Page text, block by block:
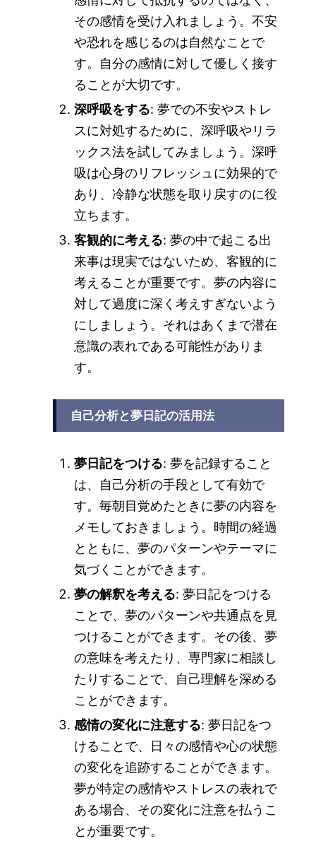
その感情を受け入れましょう。不安
や恐れを感じるのは自然なことで
す。自分の感情に対して優しく接す
ることが大切です。
深呼吸をする: 夢での不安やストレ
スに対処するために、深呼吸やリラ
ックス法を試してみましょう。深呼
吸は心身のリフレッシュに効果的で
あり、冷静な状態を取り戻すのに役
立ちます。
客観的に考える: 夢の中で起こる出
来事は現実ではないため、客観的に
考えることが重要です。夢の内容に
対して過度に深く考えすぎないよう
にしましょう。それはあくまで潜在
意識の表れである可能性がありま
す。
自己分析と夢日記の活用法
夢日記をつける: 夢を記録すること
は、自己分析の手段として有効で
す。毎朝目覚めたときに夢の内容を
メモしておきましょう。時間の経過
とともに、夢のパターンやテーマに
気づくことができます。
夢の解釈を考える: 夢日記をつける
ことで、夢のパターンや共通点を見
つけることができます。その後、夢
の意味を考えたり、専門家に相談し
たりすることで、自己理解を深める
ことができます。
感情の変化に注意する: 夢日記をつ
けることで、日々の感情や心の状態
の変化を追跡することができます。
夢が特定の感情やストレスの表れで
ある場合、その変化に注意を払うこ
とが重要です。